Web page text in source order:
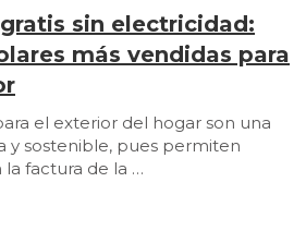
sin electricidad:
más vendidas para
el exterior del hogar son una
y sostenible, pues permiten
la factura de la …